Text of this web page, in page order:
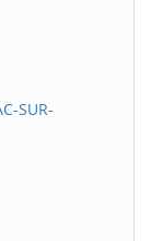
SUR-